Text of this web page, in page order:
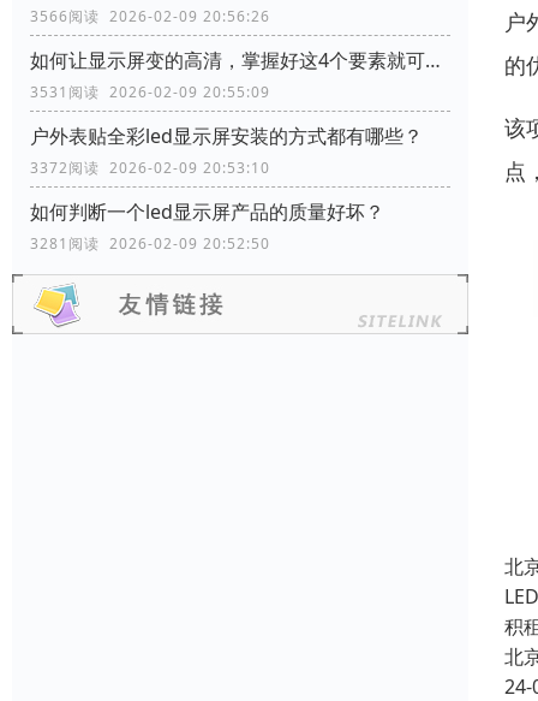
3566阅读 2026-02-09 20:56:26
如何让显示屏变的高清，掌握好这4个要素就可以了
3531阅读 2026-02-09 20:55:09
户外表贴全彩led显示屏安装的方式都有哪些？
3372阅读 2026-02-09 20:53:10
如何判断一个led显示屏产品的质量好坏？
3281阅读 2026-02-09 20:52:50
户
的
该
点
北
积
北
24-